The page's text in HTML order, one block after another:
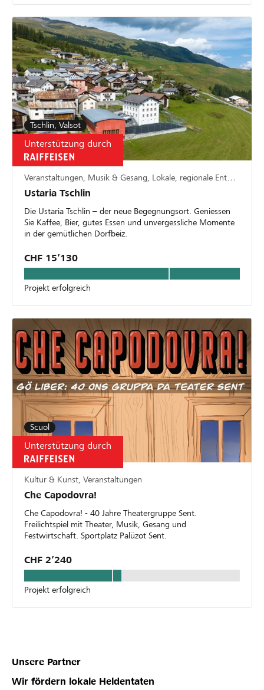
Tschlin, Valsot
Unterstützung durch
Veranstaltungen, Musik & Gesang, Lokale, regionale Entwicklung
Ustaria Tschlin
Die Ustaria Tschlin – der neue Begegnungsort. Geniessen
Sie Kaffee, Bier, gutes Essen und unvergessliche Momente
in der gemütlichen Dorfbeiz.
CHF 15’130
Projekt erfolgreich
Scuol
Unterstützung durch
Kultur & Kunst, Veranstaltungen
Che Capodovra!
Che Capodovra! - 40 Jahre Theatergruppe Sent.
Freilichtspiel mit Theater, Musik, Gesang und
Festwirtschaft. Sportplatz Palüzot Sent.
CHF 2’240
Projekt erfolgreich
Unsere Partner
Wir fördern lokale Heldentaten